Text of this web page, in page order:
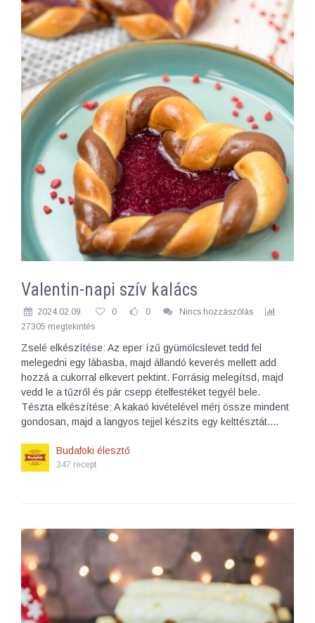
Valentin-napi szív kalács
2024.02.09. 0 0
Nincs hozzászólás
27305 megtekintés
Zselé elkészítése: Az eper ízű gyümölcslevet tedd fel
melegedni egy lábasba, majd állandó keverés mellett add
hozzá a cukorral elkevert pektint. Forrásig melegítsd, majd
vedd le a tűzről és pár csepp ételfestéket tegyél bele.
Tészta elkészítése: A kakaó kivételével mérj össze mindent
gondosan, majd a langyos tejjel készíts egy kelttésztát.…
Budafoki élesztő
347 recept